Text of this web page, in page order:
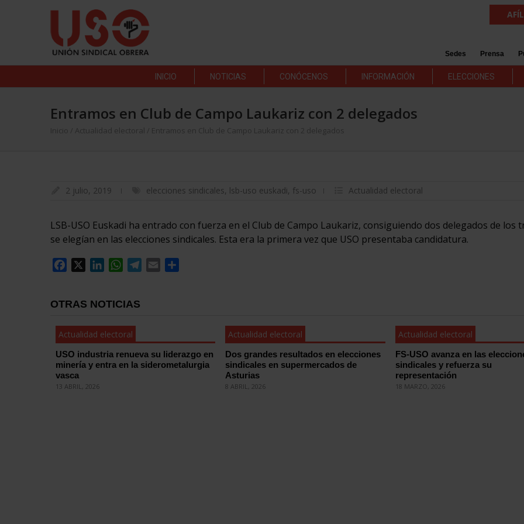
Sedes Prensa
INICIO NOTICIAS CONÓCENOS INFORMACIÓN ELECCIONES
Entramos en Club de Campo Laukariz con 2 delegados
Inicio Actualidad electoral Entramos en Club de Campo Laukariz con 2 delegados
2 julio, 2019 elecciones sindicales, lsb-uso euskadi, fs-uso Actualidad electoral
LSB-USO Euskadi ha entrado con fuerza en el Club de Campo Laukariz, consiguiendo dos delegados de los
se elegían en las elecciones sindicales. Esta era la primera vez que USO presentaba candidatura.
Facebook
LinkedInWhatsApp
Telegram
Email
OTRAS NOTICIAS
Actualidad electoral
USO industria renueva su liderazgo en
minería y entra en la siderometalurgia
vasca
13 ABRIL, 2026
Actualidad electoral
Dos grandes resultados en elecciones
sindicales en supermercados de
Asturias
8 ABRIL, 2026
Actualidad electoral
FS-USO avanza en las
sindicales y refuerza su
representación
18 MARZO, 2026